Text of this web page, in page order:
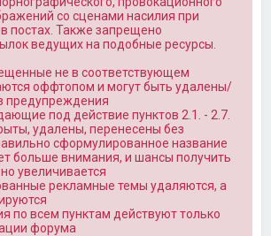
со сценами насилия при
постах. Также запрещено
ведущих на подобные ресурсы.
не в соответствующем
оффтопом и могут быть удалены/
предупреждения
под действие пунктов 2.1. - 2.7.
удалены, перенесены без
сформулированное название
больше внимания, и шансы получить
увеличивается
рекламные темы удаляются, а
по всем пунктам действуют только
форума